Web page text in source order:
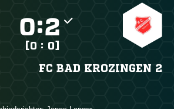
:
[0 : 0]
FC BAD KROZINGEN 2